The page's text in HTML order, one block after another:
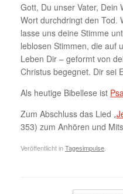
Gott, Du unser Vater, Dein
Wort durchdringt den Tod.
lasse uns deine Stimme
leblosen Stimmen, die auf
Leben Dir – geformt von
Christus begegnet. Dir sei
Als heutige Bibellese ist
Zum Abschluss das Lied „
353) zum Anhören und
Veröffentlicht inTagesimpulse.